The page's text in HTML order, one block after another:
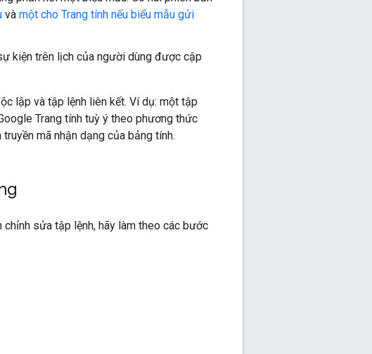
và một cho Trang tính nếu biểu mẫu gửi
kiện trên lịch của người dùng được cập
lập và tập lệnh liên kết. Ví dụ: một tập
Trang tính tuỳ ý theo phương thức
truyền mã nhận dạng của bảng tính.
sửa tập lệnh, hãy làm theo các bước